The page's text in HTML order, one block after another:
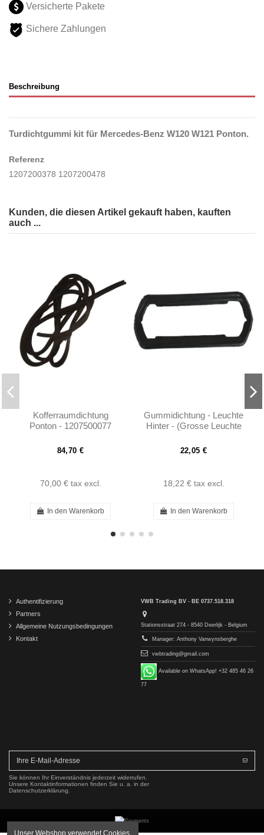
Versicherte Pakete
Sichere Zahlungen
Beschreibung
Turdichtgummi kit für Mercedes-Benz W120 W121 Ponton.
Referenz
1207200378 1207200478
Kunden, die diesen Artikel gekauft haben, kauften
auch ...
Kofferraumdichtung
Ponton - 1207500077
84,70 €
70,00 € tax excl.
In den Warenkorb
Gummidichtung - Leuchte
Hinter - (Grosse Leuchte
Links -...
22,05 €
18,22 € tax excl.
In den Warenkorb
Authentifizierung
Partners
Allgemeine Nutzungsbedingungen
Kontakt
VWB Trading BV - BE 0737.518.318
Stationsstraat 274 - 8540 Deerlijk - Belgium
Manager: Anthony Vanwynsberghe
vwbtrading@gmail.com
Available on WhatsApp! +32 485 46 26
77
Sie können Ihr Einverständnis jederzeit widerrufen.
Unsere Kontaktinformationen finden Sie u. a. in der
Datenschutzerklärung.